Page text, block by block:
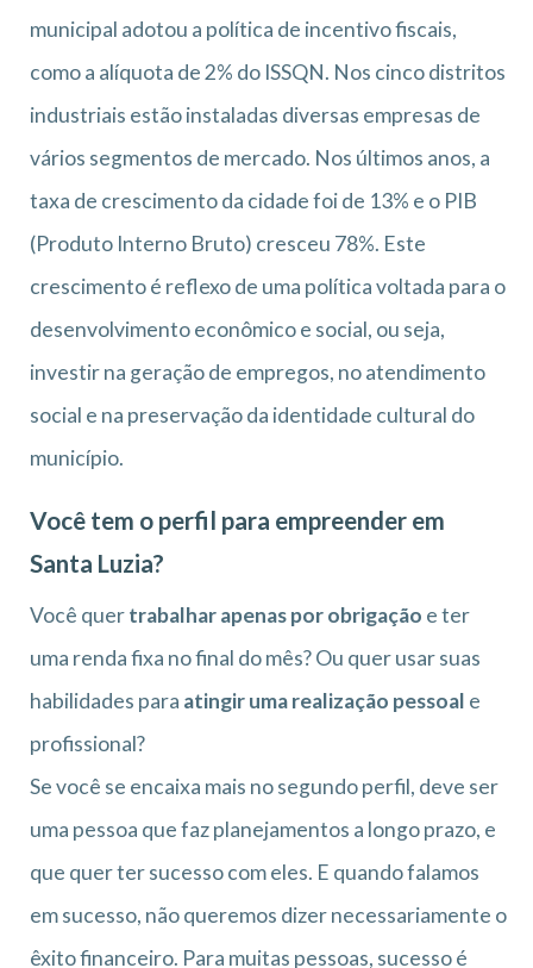
municipal adotou a política de incentivo fiscais,
como a alíquota de 2% do ISSQN. Nos cinco distritos
industriais estão instaladas diversas empresas de
vários segmentos de mercado. Nos últimos anos, a
taxa de crescimento da cidade foi de 13% e o PIB
(Produto Interno Bruto) cresceu 78%. Este
crescimento é reflexo de uma política voltada para o
desenvolvimento econômico e social, ou seja,
investir na geração de empregos, no atendimento
social e na preservação da identidade cultural do
município.
Você tem o perfil para empreender em
Santa Luzia?
Você quertrabalhar apenas por obrigação e ter
uma renda fixa no final do mês? Ou quer usar suas
habilidades para atingir uma realização pessoal e
profissional?
Se você se encaixa mais no segundo perfil, deve ser
uma pessoa que faz planejamentos a longo prazo, e
que quer ter sucesso com eles. E quando falamos
em sucesso, não queremos dizer necessariamente o
êxito financeiro. Para muitas pessoas, sucesso é